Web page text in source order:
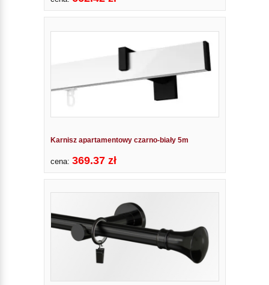
Karnisz apartamentowy czarno-biały 5m
cena: 369.37 zł